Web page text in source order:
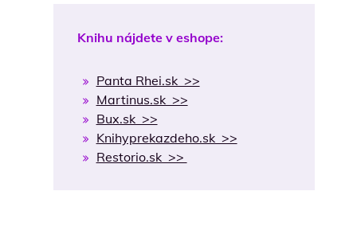
Knihu nájdete v eshope:
Panta Rhei.sk >>
Martinus.sk >>
Bux.sk >>
Knihyprekazdeho.sk >>
Restorio.sk >>